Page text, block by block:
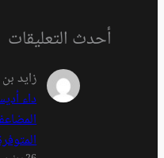
أحدث التعليقات
زايد
داء